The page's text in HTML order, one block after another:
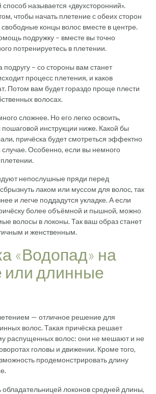
называется «двухсторонний».
чтобы начать плетение с обеих сторон
свободные концы волос вместе в центре.
подружку – вместе вы точно
потренируетесь в плетении.
подругу – со стороны вам станет
процесс плетения, и каков
Потом вам будет гораздо проще плести
волосах.
сложнее. Но его легко освоить,
инструкции ниже. Какой бы
причёска будет смотреться эффектно
Особенно, если вы немного
непослушные пряди перед
лаком или муссом для волос, так
и легче поддадутся укладке. А если
более объёмной и пышной, можно
волосы в локоны. Так ваш образ станет
и женственным.
«Водопад» на
или длинные
— отличное решение для
волос. Такая причёска решает
распущенных волос: они не мешают и не
головы и движении. Кроме того,
продемонстрировать длину
обладательницей локонов средней длины,